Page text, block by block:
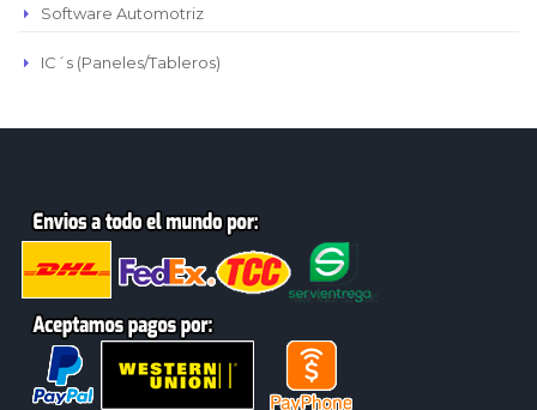
Software Automotriz
IC´s (Paneles/Tableros)